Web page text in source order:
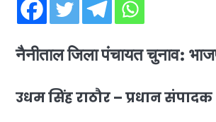
नैनीताल जिला पंचायत चुनाव:
उधम सिंह राठौर – प्रधान संपादक